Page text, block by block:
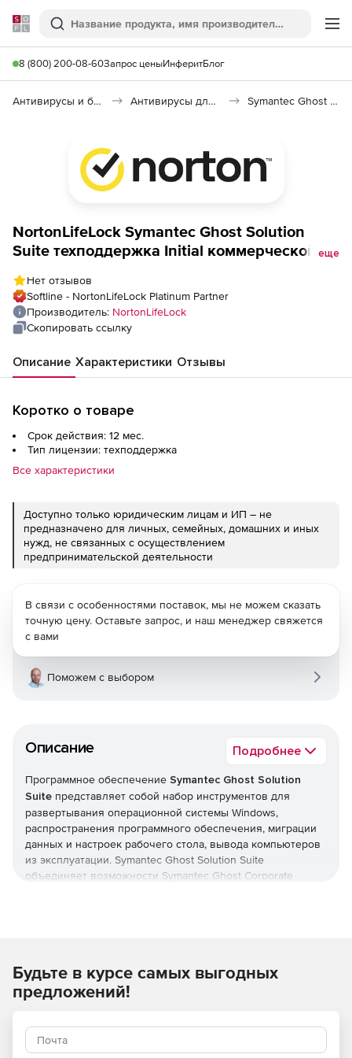
Softline
Поиск
8 (800) 200-08-60Запрос ценыИнферитБлог
Антивирусы и безопасность Антивирусы для организаций Symantec Ghost Solution Suite
NortonLifeLock Symantec Ghost Solution
Suite техподдержка Initial коммерческой
еще
Нет отзывов
Softline - NortonLifeLock Platinum Partner
Производитель: NortonLifeLock
Скопировать ссылку
Описание Характеристики Отзывы
Коротко о товаре
Срок действия: 12 мес.
Тип лицензии: техподдержка
Все характеристики
Доступно только юридическим лицам и ИП – не
предназначено для личных, семейных, домашних и иных
нужд, не связанных с осуществлением
предпринимательской деятельности
Описание Подробнее
Программное обеспечение Symantec Ghost Solution
Suite представляет собой набор инструментов для
развертывания операционной системы Windows,
распространения программного обеспечения, миграции
данных и настроек рабочего стола, вывода компьютеров
из эксплуатации. Symantec Ghost Solution Suite
объединяет возможности Symantec Ghost Corporate
компьютера или сервера Windows, используя методы
формирования образов по файлам и секторам. Сочетание
различных технологий помогает системным
поддерживать IT-систему в распределенных структурах
предприятий.
В связи с особенностями поставок, мы не можем сказать
точную цену. Оставьте запрос, и наш менеджер свяжется
с вами
Поможем с выбором
Будьте в курсе самых выгодных
предложений!